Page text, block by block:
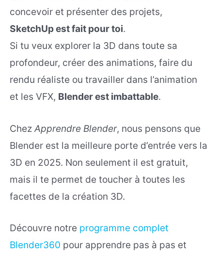
concevoir et présenter des projets,
SketchUp est fait pour toi.
Si tu veux explorer la 3D dans toute sa
profondeur, créer des animations, faire du
rendu réaliste ou travailler dans l’animation
et les VFX, Blender est imbattable.
Chez Apprendre Blender, nous pensons que
Blender est la meilleure porte d’entrée vers la
3D en 2025. Non seulement il est gratuit,
mais il te permet de toucher à toutes les
facettes de la création 3D.
Découvre notre programme complet
Blender360 pour apprendre pas à pas et